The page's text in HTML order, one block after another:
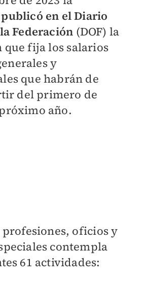
publicó en el Diario
Federación (DOF) la
que fija lossalarios
y
que habrán de
del primero de
año.
profesiones, oficios y
contempla
61 actividades: